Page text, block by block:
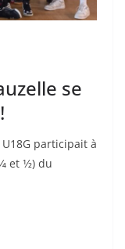
se
participait à
1⁄2) du